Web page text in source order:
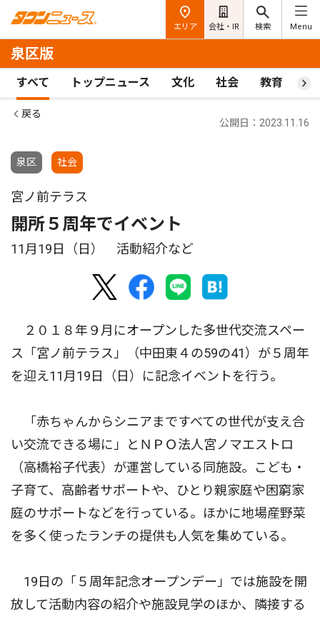
エリア 会社・IR 検索 Menu
泉区版
すべて トップニュース 文化 社会 教育 ス
戻る
泉区 社会
公開日：2023.11.16
宮ノ前テラス
開所５周年でイベント
11月19日（日） 活動紹介など
２０１８年９月にオープンした多世代交流スペー
ス「宮ノ前テラス」（中田東４の59の41）が５周年
を迎え11月19日（日）に記念イベントを行う。
「赤ちゃんからシニアまですべての世代が支え合
い交流できる場に」とＮＰＯ法人宮ノマエストロ
（高橋裕子代表）が運営している同施設。こども・
子育て、高齢者サポートや、ひとり親家庭や困窮家
庭のサポートなどを行っている。ほかに地場産野菜
を多く使ったランチの提供も人気を集めている。
19日の「５周年記念オープンデー」では施設を開
放して活動内容の紹介や施設見学のほか、隣接する